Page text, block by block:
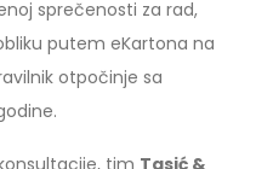
sprečenosti za rad,
putem eKartona na
otpočinje sa
tim Tasić &